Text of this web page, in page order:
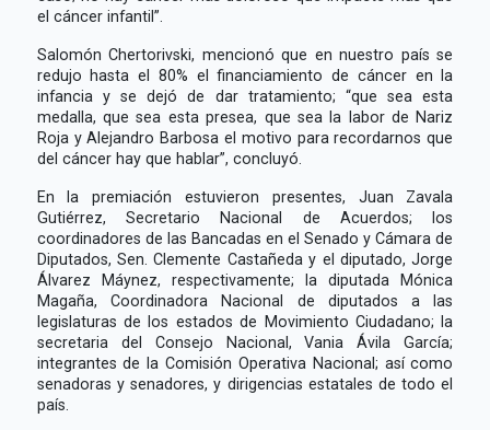
el cáncer infantil”.
Salomón Chertorivski, mencionó que en nuestro país se
redujo hasta el 80% el financiamiento de cáncer en la
infancia y se dejó de dar tratamiento; “que sea esta
medalla, que sea esta presea, que sea la labor de Nariz
Roja y Alejandro Barbosa el motivo para recordarnos que
del cáncer hay que hablar”, concluyó.
En la premiación estuvieron presentes, Juan Zavala
Gutiérrez, Secretario Nacional de Acuerdos; los
coordinadores de las Bancadas en el Senado y Cámara de
Diputados, Sen. Clemente Castañeda y el diputado, Jorge
Álvarez Máynez, respectivamente; la diputada Mónica
Magaña, Coordinadora Nacional de diputados a las
legislaturas de los estados de Movimiento Ciudadano; la
secretaria del Consejo Nacional, Vania Ávila García;
integrantes de la Comisión Operativa Nacional; así como
senadoras y senadores, y dirigencias estatales de todo el
país.